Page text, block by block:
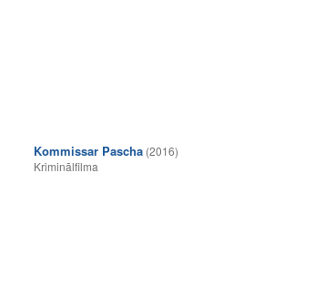
Kommissar Pascha (2016)
Kriminālfilma